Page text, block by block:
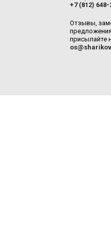
+7 (812)
Отзывы,
присылайте